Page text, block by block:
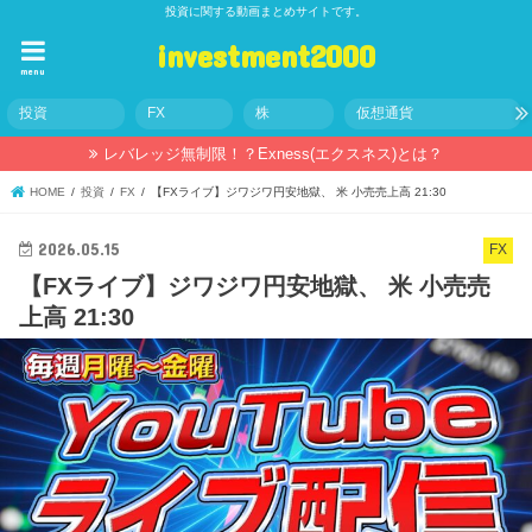
投資に関する動画まとめサイトです。
investment2000
menu
投資 FX 株 仮想通貨
レバレッジ無制限！？Exness(エクスネス)とは？
HOME 投資 FX 【FXライブ】ジワジワ円安地獄、 米 小売売上高 21:30
FX
2026.05.15
【FXライブ】ジワジワ円安地獄、 米 小売売
上高 21:30